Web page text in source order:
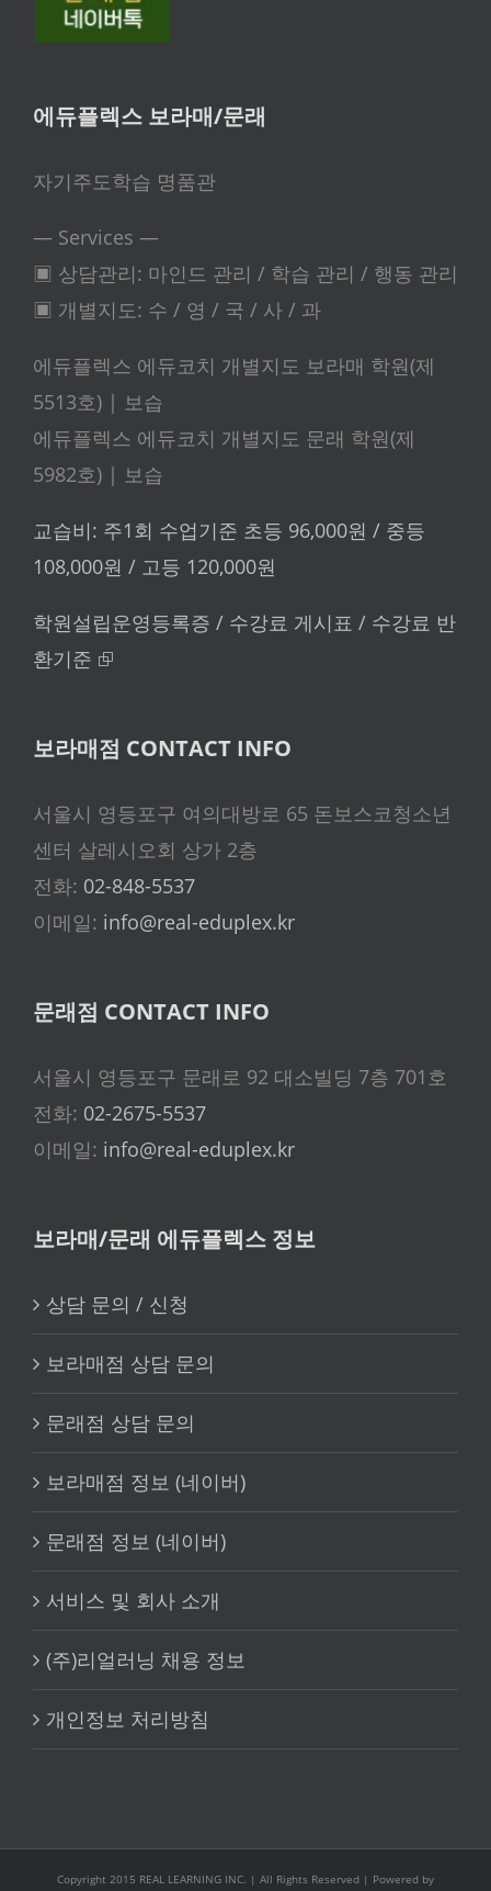
에듀플렉스 보라매/문래
자기주도학습 명품관
— Services —
▣ 상담관리: 마인드 관리 / 학습 관리 / 행동 관리
▣ 개별지도: 수 / 영 / 국 / 사 / 과
에듀플렉스 에듀코치 개별지도 보라매 학원(제
5513호) | 보습
에듀플렉스 에듀코치 개별지도 문래 학원(제
5982호) | 보습
교습비: 주1회 수업기준 초등 96,000원 / 중등
108,000원 / 고등 120,000원
학원설립운영등록증 / 수강료 게시표 / 수강료 반
환기준 ⮺
보라매점 CONTACT INFO
서울시 영등포구 여의대방로 65 돈보스코청소년
센터 살레시오회 상가 2층
전화: 02-848-5537
이메일: info@real-eduplex.kr
문래점 CONTACT INFO
서울시 영등포구 문래로 92 대소빌딩 7층 701호
전화: 02-2675-5537
이메일: info@real-eduplex.kr
보라매/문래 에듀플렉스 정보
상담 문의 / 신청
보라매점 상담 문의
문래점 상담 문의
보라매점 정보 (네이버)
문래점 정보 (네이버)
서비스 및 회사 소개
(주)리얼러닝 채용 정보
개인정보 처리방침
Copyright 2015 REAL LEARNING INC. | All Rights Reserved | Powered by